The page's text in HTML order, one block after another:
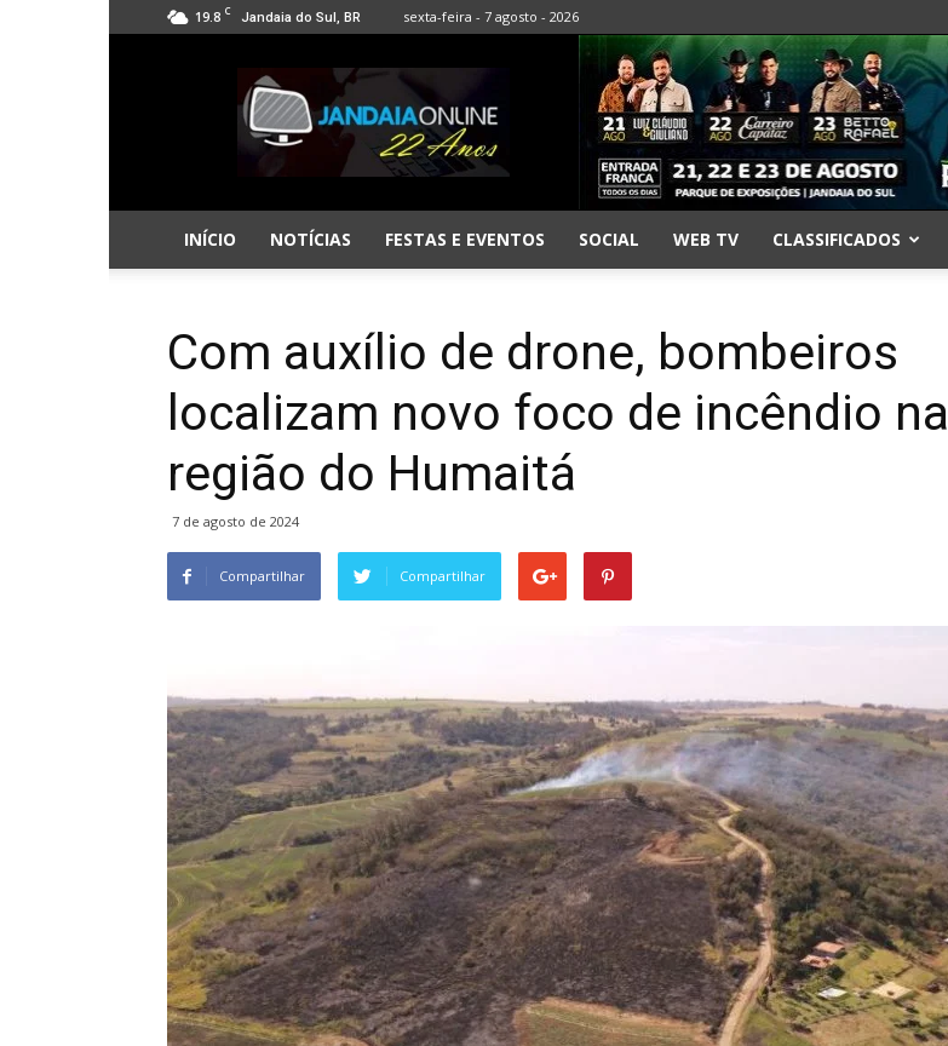
19.8 C Jandaia do Sul, BR sexta-feira - 7 agosto - 2026
Jandaia
Online
INÍCIO NOTÍCIAS FESTAS E EVENTOS SOCIAL WEB TV CLASSIFICADOS
Com auxílio de drone, bombeiros
localizam novo foco de incêndio na
região do Humaitá
7 de agosto de 2024
Compartilhar Compartilhar